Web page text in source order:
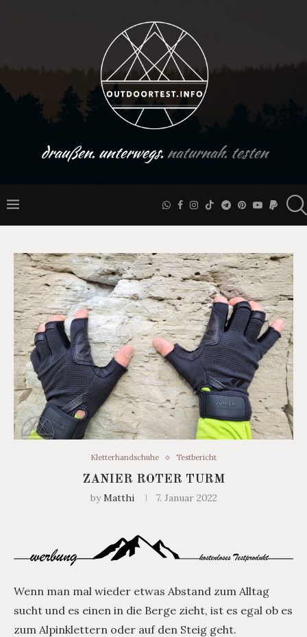
draußen. unterwegs.naturnah. testen
Kletterhandschuhe Testbericht
ZANIER ROTER TURM
byMatthi 7. Januar 2022
Wenn man mal wieder etwas Abstand zum Alltag
sucht und es einen in die Berge zieht, ist es egal ob es
zum Alpinklettern oder auf den Steig geht.